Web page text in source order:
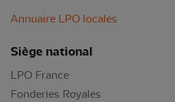
Annuaire LPO locales
Siège national
LPO France
Fonderies Royales